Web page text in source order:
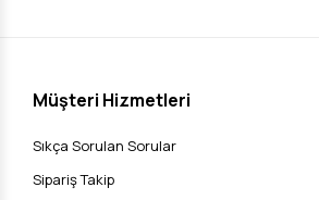
Müşteri Hizmetleri
Sıkça Sorulan Sorular
Sipariş Takip